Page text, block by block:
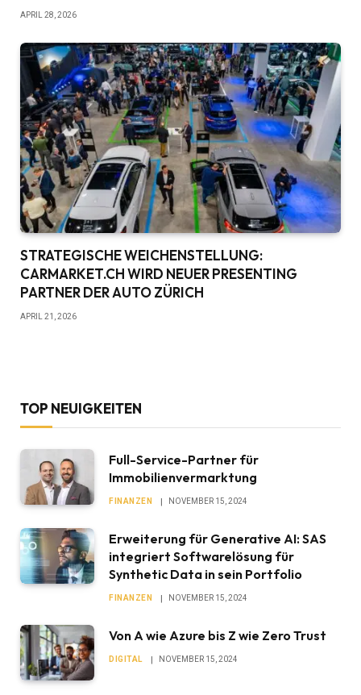
APRIL 28, 2026
STRATEGISCHE WEICHENSTELLUNG:
CARMARKET.CH WIRD NEUER PRESENTING
PARTNER DER AUTO ZÜRICH
APRIL 21, 2026
TOP NEUIGKEITEN
Full-Service-Partner für
Immobilienvermarktung
FINANZEN NOVEMBER 15, 2024
Erweiterung für Generative AI: SAS
integriert Softwarelösung für
Synthetic Data in sein Portfolio
FINANZEN NOVEMBER 15, 2024
Von A wie Azure bis Z wie Zero Trust
DIGITAL NOVEMBER 15, 2024